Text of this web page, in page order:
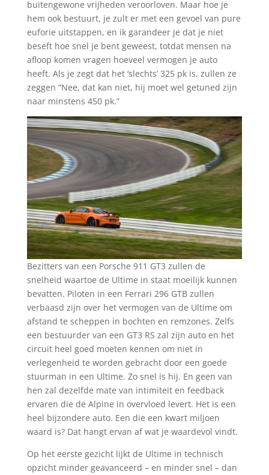
buitengewone vrijheden veroorloven. Maar hoe je
hem ook bestuurt, je zult er met een gevoel van pure
euforie uitstappen, en ik garandeer je dat je niet
beseft hoe snel je bent geweest, totdat mensen na
afloop komen vragen hoeveel vermogen je auto
heeft. Als je zegt dat het ‘slechts’ 325 pk is, zullen ze
zeggen “Nee, dat kan niet, hij moet wel getuned zijn
naar minstens 450 pk.”
Bezitters van een Porsche 911 GT3 zullen de
snelheid waartoe de Ultime in staat moeilijk kunnen
bevatten. Piloten in een Ferrari 296 GTB zullen
verbaasd zijn over het vermogen van de Ultime om
afstand te scheppen in bochten en remzones. Zelfs
een bestuurder van een GT3 RS zal zijn auto en het
circuit heel goed moeten kennen om niet in
verlegenheid te worden gebracht door een goede
stuurman in een Ultime. Zo snel is hij. En geen van
hen zal dezelfde mate van intimiteit en feedback
ervaren die de Alpine in overvloed levert. Het is een
heel bijzondere auto. Een die een kwart miljoen
waard is? Dat hangt ervan af wat je waardevol vindt.
Op het eerste gezicht lijkt de Ultime in technisch
opzicht minder geavanceerd – en minder snel – dan